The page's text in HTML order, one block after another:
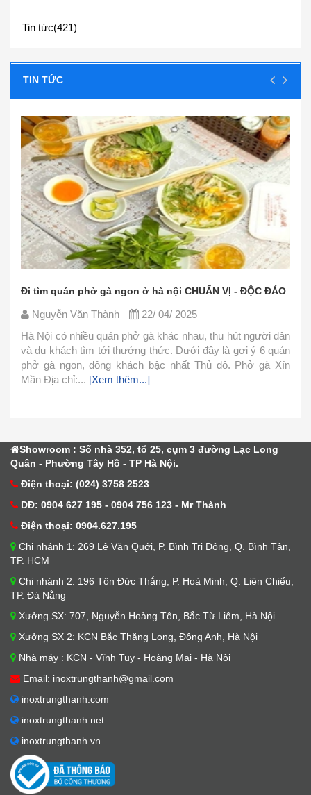
Tin tức(421)
TIN TỨC
Các nguyên liệu nấu phở bò đơn giản, dễ tìm - CỰC
CHUẨN
Nguyễn Văn Thành
22/ 04/ 2025
Phở là món ăn thơm ngon nhưng lại khá đơn giản trong
cách chế biến. Hôm nay mình xin chia sẻ cách nấu phở
đơn giản này và cùng vào bếp làm ngay với mình nhé.
Showroom : Số nhà 352, tổ 25, cụm 3 đường Lạc Long
Quân - Phường Tây Hồ - TP Hà Nội.
Điện thoại: (024) 3758 2523
DĐ: 0904 627 195 - 0904 756 123 - Mr Thành
Điện thoại: 0904.627.195
Chi nhánh 1: 269 Lê Văn Quới, P. Bình Trị Đông, Q. Bình Tân,
TP. HCM
Chi nhánh 2: 196 Tôn Đức Thắng, P. Hoà Minh, Q. Liên Chiểu,
TP. Đà Nẵng
Xưởng SX: 707, Nguyễn Hoàng Tôn, Bắc Từ Liêm, Hà Nội
Xưởng SX 2: KCN Bắc Thăng Long, Đông Anh, Hà Nội
Nhà máy : KCN - Vĩnh Tuy - Hoàng Mại - Hà Nội
Email: inoxtrungthanh@gmail.com
inoxtrungthanh.com
inoxtrungthanh.net
inoxtrungthanh.vn